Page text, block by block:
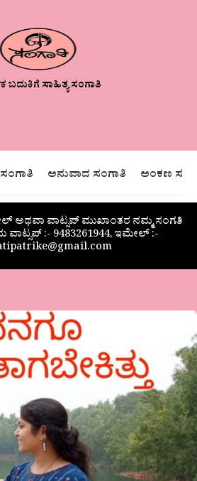
ಬದುಕಿಗೆ ಸಾಹಿತ್ಯ ಸಂಗಾತಿ
ಅನುವಾದ ಸಂಗಾತಿ ಅಂಕಣ
ಅಥವಾ ವಾಟ್ಸಪ್ ಮುಖಾಂತರ ನಮ್ಮ ಸಂಗತಿ
ವಾಟ್ಸಪ್‌ :- 9483261944, ಇಮೇಲ್ :-